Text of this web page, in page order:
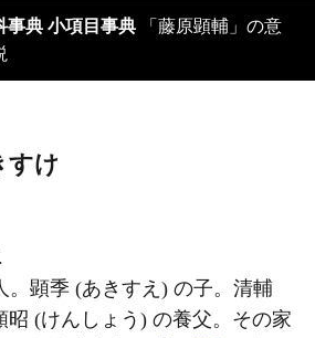
事典 小項目事典
すけ
。顕季 (あきすえ) の子。清輔
昭 (けんしょう) の養父。その家